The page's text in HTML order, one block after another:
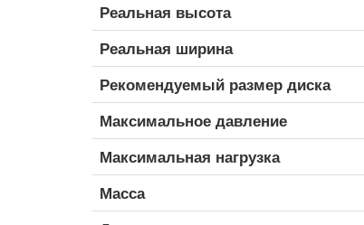
Реальная высота
Реальная ширина
Рекомендуемый размер диска
Максимальное давление
Максимальная нагрузка
Масса